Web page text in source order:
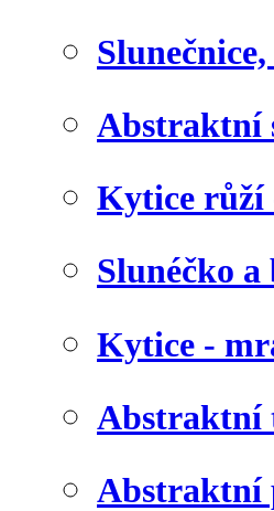
Abstraktní
Kytice růží
Slunéčko
Kytice -
Abstraktní
Abstraktní